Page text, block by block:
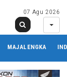
07 Agu 2026
MAJALENGKA